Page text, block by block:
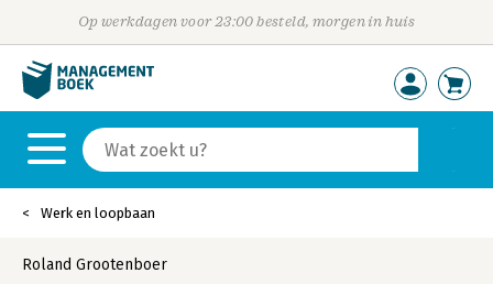
Op werkdagen voor 23:00 besteld, morgen in huis
Werk en loopbaan
Roland Grootenboer